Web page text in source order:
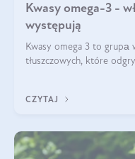
Kwasy omega-3 -
występują
Kwasy omega 3 to grupа
tłuszczowych, które
CZYTAJ